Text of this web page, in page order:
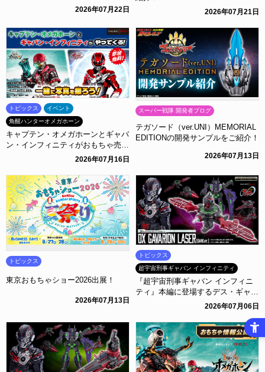
2026年07月22日 2026年07月21日
トピックス
イベント
角醒ハンターオメガホーン
キャプテン・オメガホーンとギャバ
ン・インフィニティがおもちゃ売り
2026年07月16日
スーパー戦隊 開発者ブログ
テガソード（ver.UNI）MEMORIAL
EDITIONの開発サンプルをご紹介！
2026年07月13日
トピックス
東京おもちゃショー2026出展！
2026年07月13日
トピックス
超宇宙刑事ギャバン インフィニティ
『超宇宙刑事ギャバン インフィニ
ティ』本編に登場するデス・ギャバ
ンの新武装「DXギャバリオンレー
ンダイに登場！
2026年07月06日